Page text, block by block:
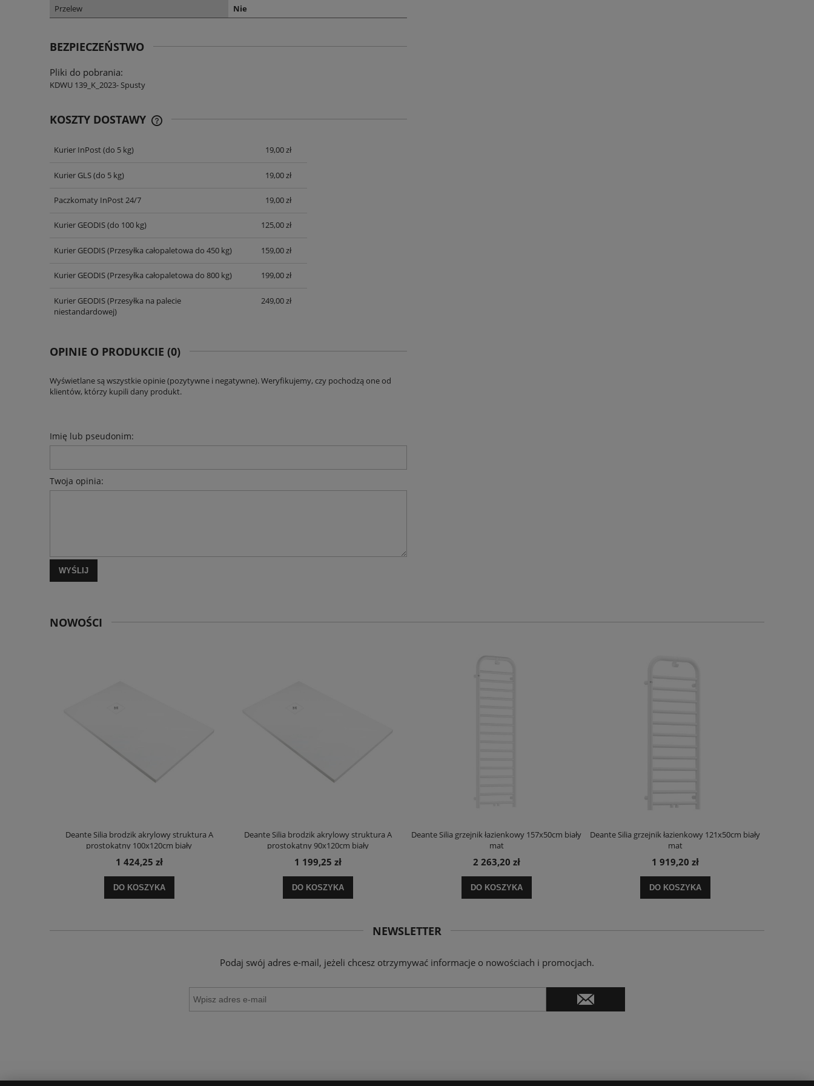
Przelew Nie
BEZPIECZEŃSTWO
Pliki do pobrania:
KDWU 139_K_2023- Spusty
KOSZTY DOSTAWY
CENA NIE ZAWIERA EWENTUALNYCH
Kurier InPost(do 5 kg) 19,00 zł
Kurier GLS(do 5 kg) 19,00 zł
Paczkomaty InPost 24/7 19,00 zł
Kurier GEODIS(do 100 kg) 125,00 zł
Kurier GEODIS(Przesyłka całopaletowa do 450 kg) 159,00 zł
Kurier GEODIS(Przesyłka całopaletowa do 800 kg) 199,00 zł
Kurier GEODIS(Przesyłka na palecie
niestandardowej)
249,00 zł
OPINIE O PRODUKCIE (0)
Wyświetlane są wszystkie opinie (pozytywne i negatywne). Weryfikujemy, czy pochodzą one od
klientów, którzy kupili dany produkt.
Imię lub pseudonim:
Twoja opinia:
WYŚLIJ
NOWOŚCI
Deante Silia brodzik akrylowy struktura A
prostokątny 100x120cm biały
1 424,25 zł
DO KOSZYKA
Deante Silia brodzik akrylowy struktura A
prostokątny 90x120cm biały
1 199,25 zł
DO KOSZYKA
Deante Silia grzejnik łazienkowy 157x50cm biały
mat
2 263,20 zł
DO KOSZYKA
Deante Silia grzejnik łazienkowy 121x50cm biały
mat
1 919,20 zł
DO KOSZYKA
NEWSLETTER
Podaj swój adres e-mail, jeżeli chcesz otrzymywać informacje o nowościach i promocjach.